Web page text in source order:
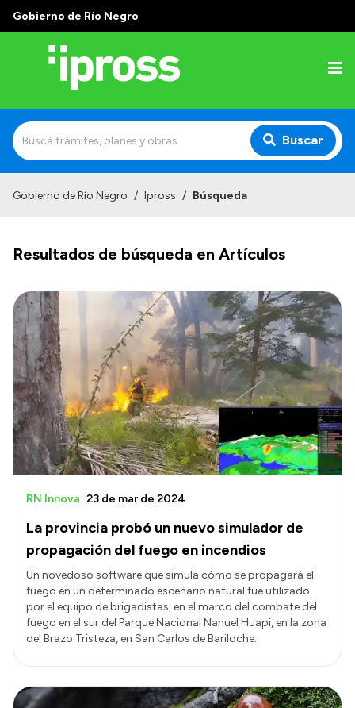
Gobierno de Río Negro
Buscar
¿Qué es IPROSS?
Autoridades
Delegaciones
Consultorios Propios
Presentación CV
Transparencia
Inversión en Salud
Licitaciones
Gobierno de Río Negro / Ipross / Búsqueda
Resultados de búsqueda en Artículos
La provincia probó un nuevo simulador de
propagación del fuego en incendios
RN Innova 23 de mar de 2024
Un novedoso software que simula cómo se propagará el
fuego en un determinado escenario natural fue utilizado
por el equipo de brigadistas, en el marco del combate del
fuego en el sur del Parque Nacional Nahuel Huapi, en la zona
del Brazo Tristeza, en San Carlos de Bariloche.